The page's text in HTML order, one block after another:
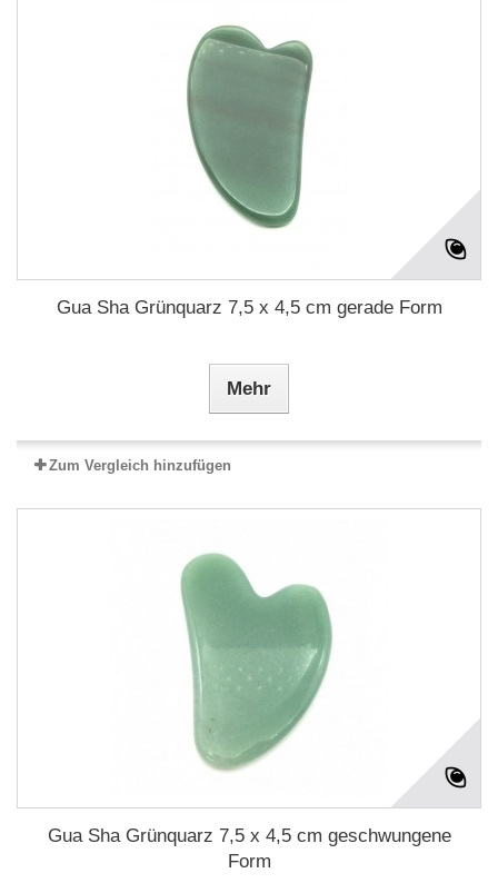
Gua Sha Grünquarz 7,5 x 4,5 cm gerade Form
Mehr
Zum Vergleich hinzufügen
Gua Sha Grünquarz 7,5 x 4,5 cm geschwungene
Form